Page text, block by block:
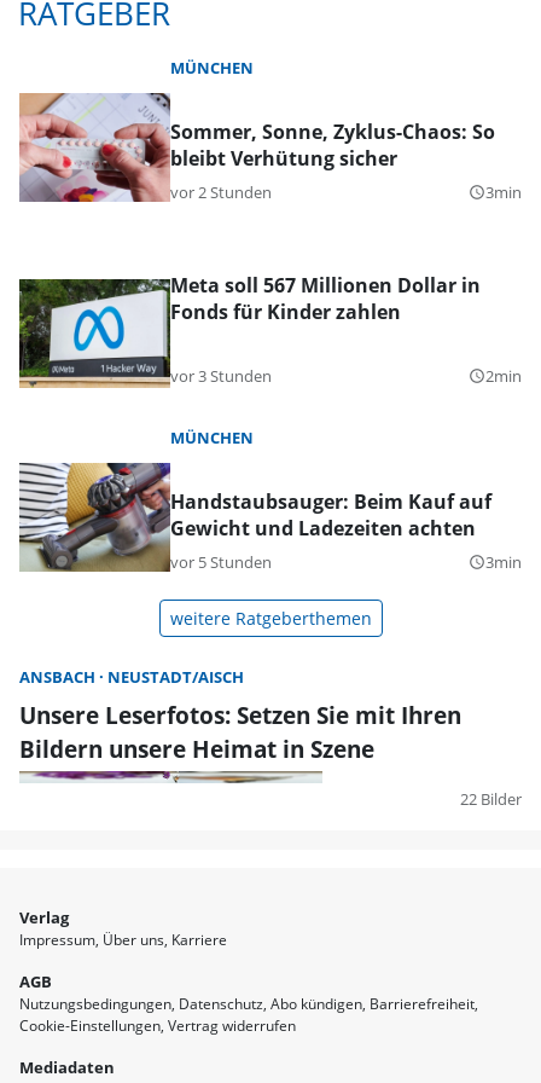
RATGEBER
MÜNCHEN
Sommer, Sonne, Zyklus-Chaos: So
bleibt Verhütung sicher
vor 2 Stunden query_builder3min
Meta soll 567 Millionen Dollar in
Fonds für Kinder zahlen
vor 3 Stunden query_builder2min
MÜNCHEN
Handstaubsauger: Beim Kauf auf
Gewicht und Ladezeiten achten
vor 5 Stunden query_builder3min
weitere Ratgeberthemen
ANSBACH NEUSTADT/AISCH
Unsere Leserfotos: Setzen Sie mit Ihren
Bildern unsere Heimat in Szene
22 Bilder
Verlag
Impressum Über uns Karriere
AGB
Nutzungsbedingungen Datenschutz Abo kündigen Barrierefreiheit
Cookie-Einstellungen Vertrag widerrufen
Mediadaten